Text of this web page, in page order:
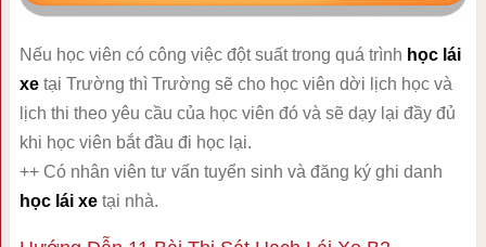
Nếu học viên có công việc đột suất trong quá trình học lái
xetại Trường thì Trường sẽ cho học viên dời lịch học và
lịch thi theo yêu cầu của học viên đó và sẽ dạy lại đầy đủ
khi học viên bắt đầu đi học lại.
++ Có nhân viên tư vấn tuyển sinh và đăng ký ghi danh
học lái xetại nhà.